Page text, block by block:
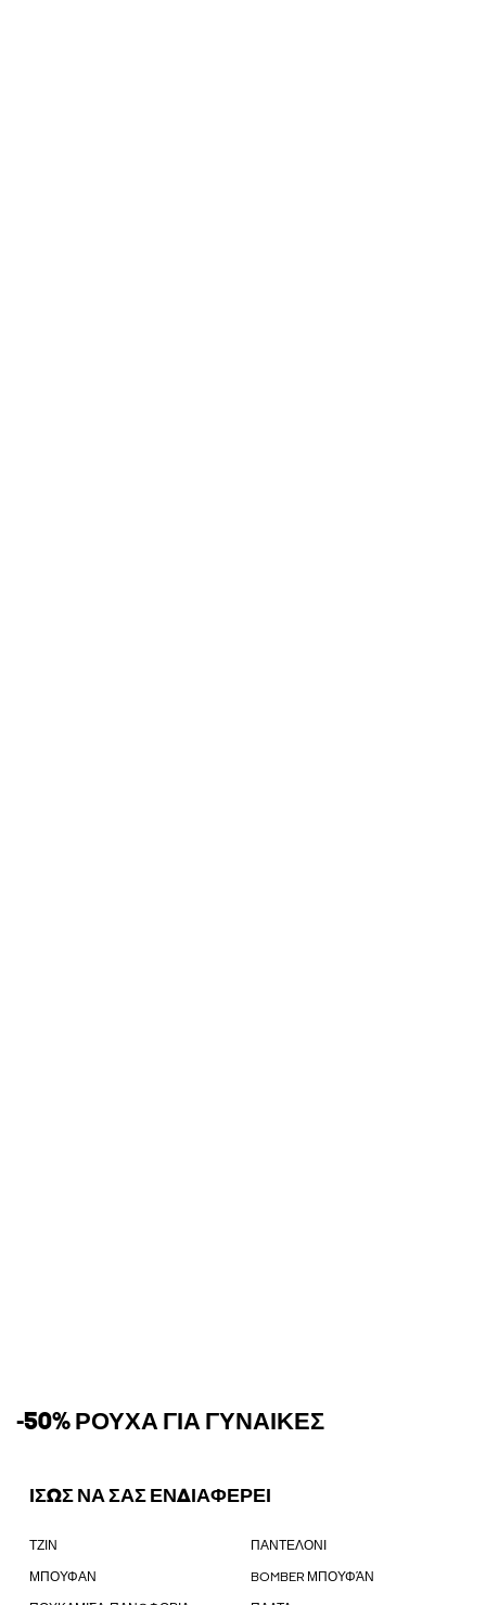
-50% ΡΟΎΧΑ ΓΙΑ ΓΥΝΑΊΚΕΣ
ΙΣΩΣ ΝΑ ΣΑΣ ΕΝΔΙΑΦΕΡΕΙ
ΤΖΙΝ ΠΑΝΤΕΛΟΝΙ
ΜΠΟΥΦΑΝ BOMBER ΜΠΟΥΦΆΝ